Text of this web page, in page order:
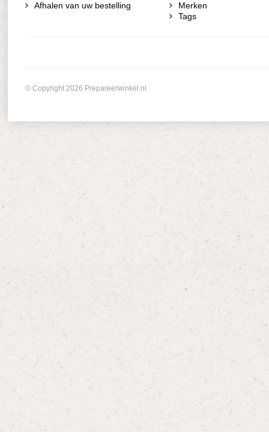
Afhalen van uw bestelling
Merken
Tags
© Copyright 2026 Prepareerwinkel.nl